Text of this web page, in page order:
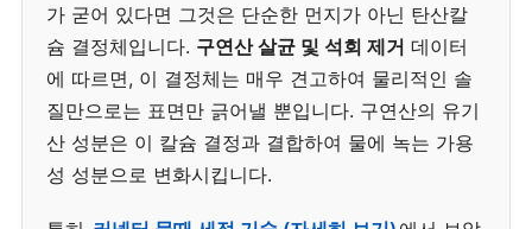
가 굳어 있다면 그것은 단순한 먼지가 아닌 탄산칼
슘 결정체입니다. 구연산 살균 및 석회 제거 데이터
에 따르면, 이 결정체는 매우 견고하여 물리적인 솔
질만으로는 표면만 긁어낼 뿐입니다. 구연산의 유기
산 성분은 이 칼슘 결정과 결합하여 물에 녹는 가용
성 성분으로 변화시킵니다.